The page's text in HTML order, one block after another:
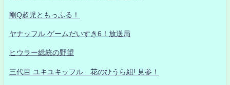
剛Q超児ともっふる！
ヤナッフル ゲームだいすき6！放送局
ヒウラー総統の野望
三代目 ユキユキッフル 花のひうら組! 見参！